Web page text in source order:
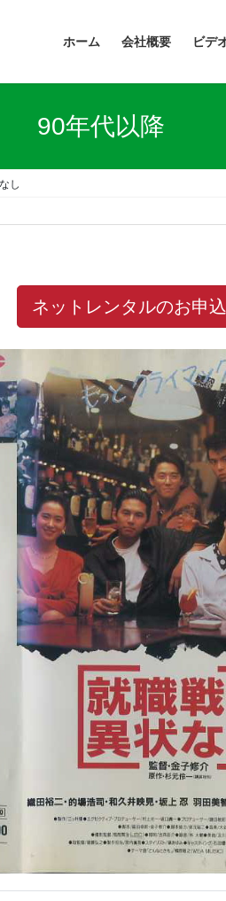
ホーム 会社概要 ビデ
90年代以降
し
ネットレンタルのお申